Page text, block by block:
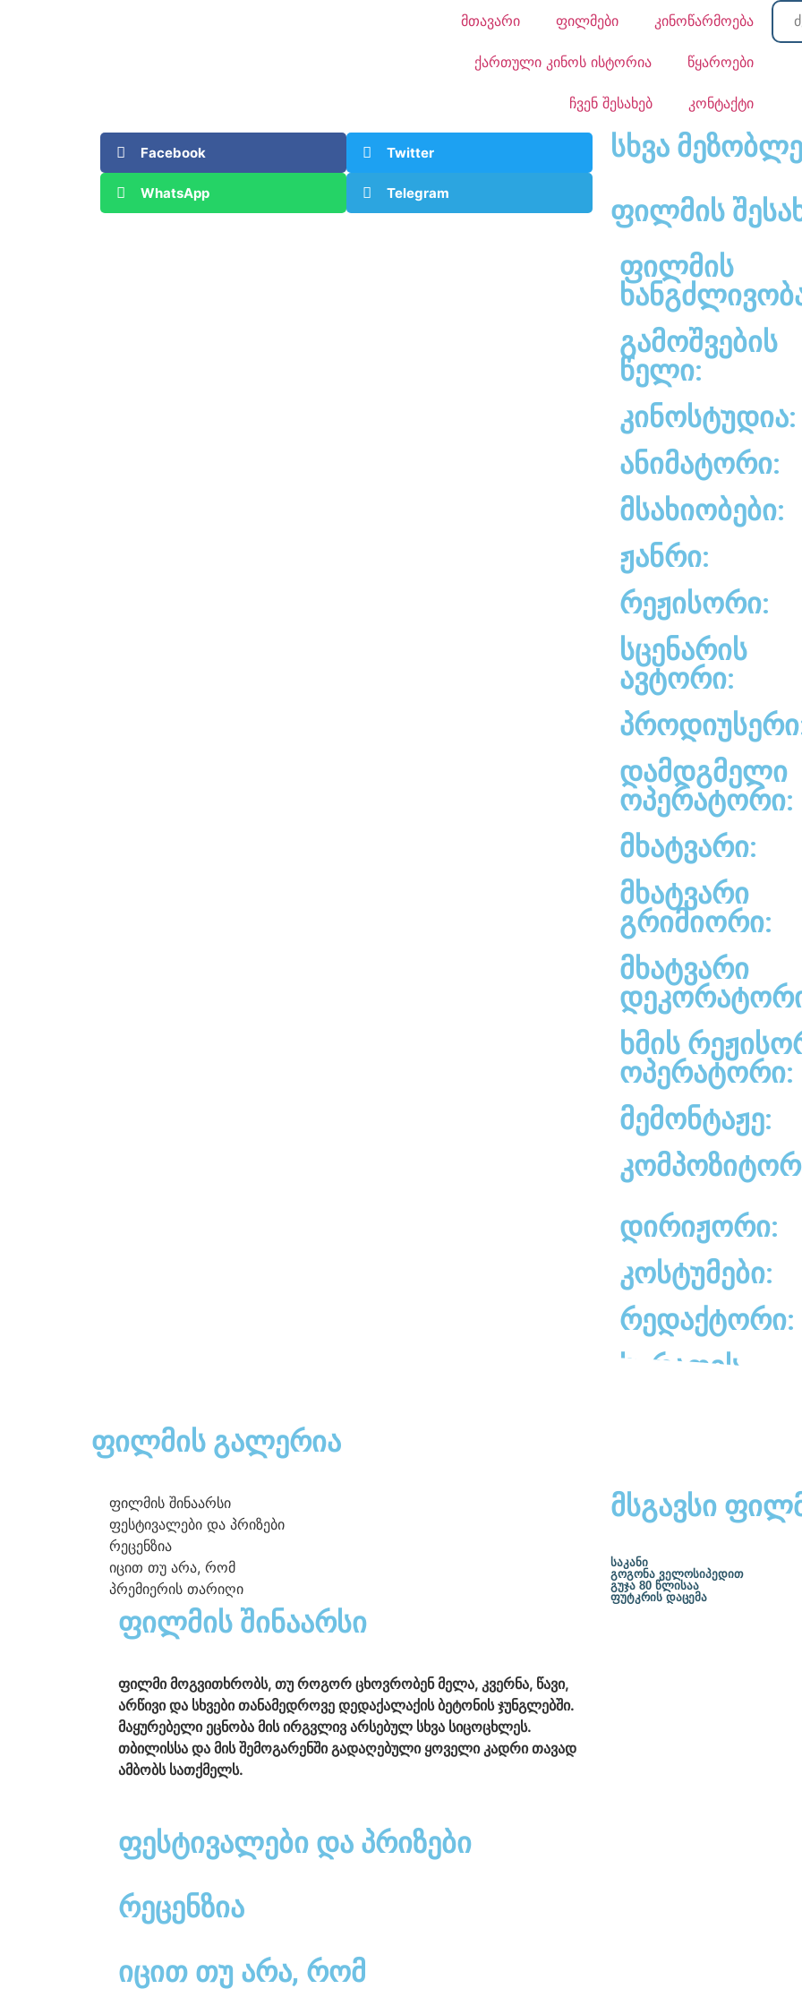
მთავარი ფილმები კინოწარმოება
ქართული კინოს ისტორია წყაროები
ჩვენ შესახებ კონტაქტი
Facebook Twitter
WhatsApp Telegram
სხვა
ფილმის
ფილმის
გამოშვების
წელი:
კინოსტუდია:
ანიმატორი:
მსახიობები:
ჟანრი:
რეჟისორი:
სცენარის
ავტორი:
დამდგმელი
ოპერატორი:
მხატვარი:
მხატვარი
გრიმიორი:
მხატვარი
ხმის
ოპერატორი:
მემონტაჟე:
დირიჟორი:
კოსტუმები:
რედაქტორი:
სურათის
ფილმის გალერია
ფილმის შინაარსი
ფესტივალები და პრიზები
რეცენზია
იცით თუ არა, რომ
პრემიერის თარიღი
ფილმის შინაარსი
ფილმი მოგვითხრობს, თუ როგორ ცხოვრობენ მელა, კვერნა, წავი,
არწივი და სხვები თანამედროვე დედაქალაქის ბეტონის ჯუნგლებში.
მაყურებელი ეცნობა მის ირგვლივ არსებულ სხვა სიცოცხლეს.
თბილისსა და მის შემოგარენში გადაღებული ყოველი კადრი თავად
ამბობს სათქმელს.
ფესტივალები და პრიზები
რეცენზია
იცით თუ არა, რომ
მსგავსი
საკანი
გოგონა ველოსიპედით
გუჯა 80 წლისაა
ფუტკრის დაცემა